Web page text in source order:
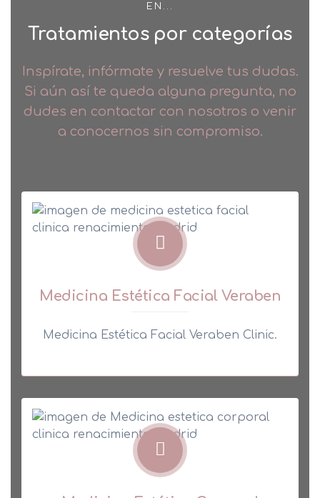
EN...
Tratamientos por categorías
Inspírate, infórmate y resuelve tus dudas.
Si aún así te queda alguna pregunta, no
dudes en contactar con nosotros o venir
a conocernos sin compromiso.
Medicina Estética Facial Veraben
Medicina Estética Facial Veraben Clinic.